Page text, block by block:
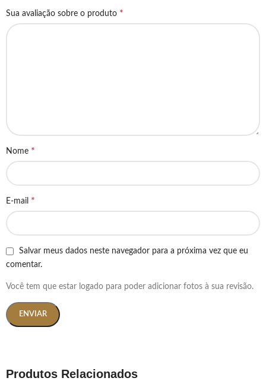
Sua avaliação sobre o produto *
Nome *
E-mail *
Salvar meus dados neste navegador para a próxima vez que eu
comentar.
Você tem que estar logado para poder adicionar fotos à sua revisão.
Produtos Relacionados